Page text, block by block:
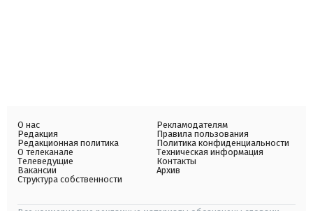
О нас
Редакция
Редакционная политика
О телеканале
Телеведущие
Вакансии
Структура собственности
Рекламодателям
Правила пользования
Политика конфиденциальности
Техническая информация
Контакты
Архив